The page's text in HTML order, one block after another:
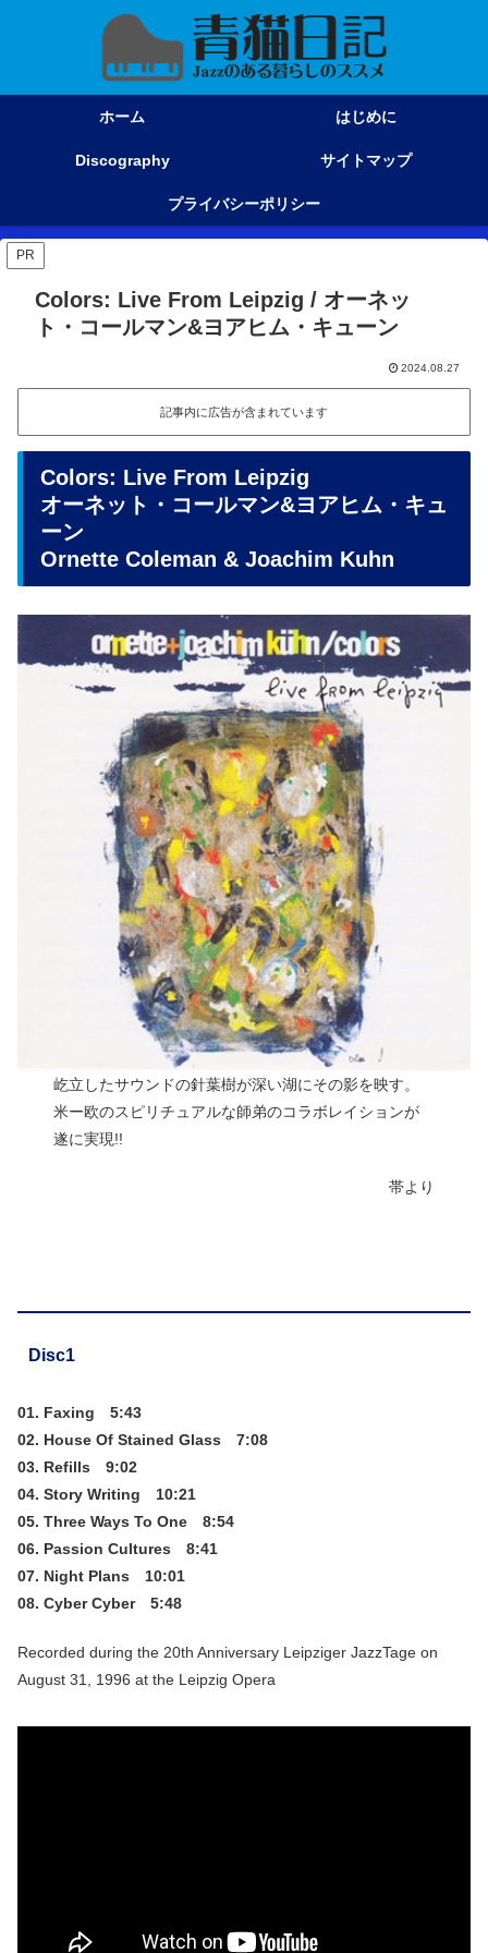
ホーム はじめに
Discography サイトマップ
プライバシーポリシー
PR
Colors: Live From Leipzig / オーネッ
ト・コールマン&ヨアヒム・キューン
2024.08.27
記事内に広告が含まれています
Colors: Live From Leipzig
オーネット・コールマン&ヨアヒム・キュ
ーン
Ornette Coleman & Joachim Kuhn
屹立したサウンドの針葉樹が深い湖にその影を映す。
米ー欧のスピリチュアルな師弟のコラボレイションが
遂に実現!!
帯より
Disc1
01. Faxing 5:43
02. House Of Stained Glass 7:08
03. Refills 9:02
04. Story Writing 10:21
05. Three Ways To One 8:54
06. Passion Cultures 8:41
07. Night Plans 10:01
08. Cyber Cyber 5:48
Recorded during the 20th Anniversary Leipziger JazzTage on
August 31, 1996 at the Leipzig Opera